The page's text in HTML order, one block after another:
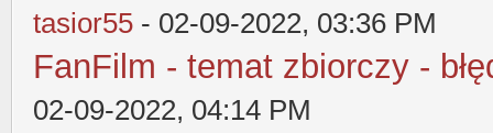
tasior55 - 02-09-2022, 03:36 PM
FanFilm - temat zbiorczy -
02-09-2022, 04:14 PM